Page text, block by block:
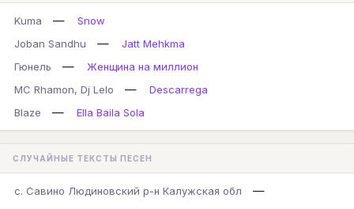
Kuma —
Snow
Joban Sandhu
—
Jatt Mehkma
Гюнель
—
Женщина на миллион
MC Rhamon, Dj Lelo
—
Descarrega
Blaze
— Ella Baila Sola
СЛУЧАЙНЫЕ ТЕКСТЫ ПЕСЕН
с. Савино Людиновский р-н Калужская обл —